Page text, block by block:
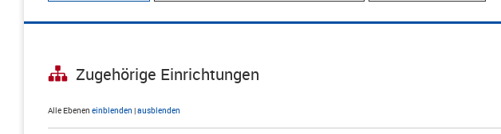
Zugehörige Einrichtungen
Alle Ebenen einblenden |ausblenden